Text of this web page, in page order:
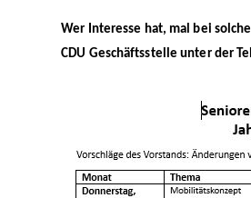
Wer Interesse hat, mal bei
CDU Geschäftsstelle unter der